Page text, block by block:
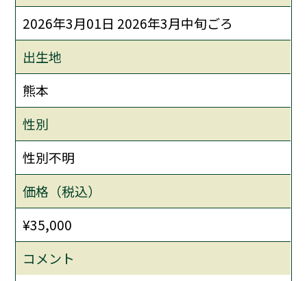
2026年3月01日 2026年3月中旬ごろ
出生地
熊本
性別
性別不明
価格（税込）
¥35,000
コメント